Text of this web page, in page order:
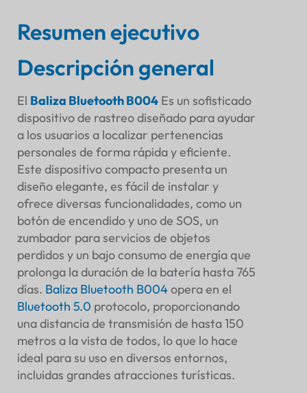
RASTREADOR
SENSOR
Resumen ejecutivo
Descripción general
Objetivo
Introducción
Resumen ejecutivo
Descripción general
El Baliza Bluetooth B004 Es un sofisticado
dispositivo de rastreo diseñado para ayudar
a los usuarios a localizar pertenencias
personales de forma rápida y eficiente.
Este dispositivo compacto presenta un
diseño elegante, es fácil de instalar y
ofrece diversas funcionalidades, como un
botón de encendido y uno de SOS, un
zumbador para servicios de objetos
perdidos y un bajo consumo de energía que
prolonga la duración de la batería hasta 765
días. Baliza Bluetooth B004opera en el
Bluetooth 5.0 protocolo, proporcionando
una distancia de transmisión de hasta 150
metros a la vista de todos, lo que lo hace
ideal para su uso en diversos entornos,
incluidas grandes atracciones turísticas.